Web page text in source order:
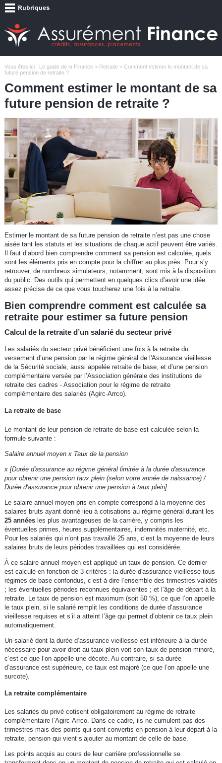
Vous êtes ici : Le guide de la Finance> Retraite> Comment estimer le montant de sa
future pension de retraite ?
Comment estimer le montant de sa
future pension de retraite ?
Estimer le montant de sa future pension de retraite n’est pas une chose
aisée tant les statuts et les situations de chaque actif peuvent être variés.
Il faut d’abord bien comprendre comment sa pension est calculée, quels
sont les éléments pris en compte pour la chiffrer au plus près. Pour s’y
retrouver, de nombreux simulateurs, notamment, sont mis à la disposition
du public. Des outils qui permettent en quelques clics d’avoir une idée
assez précise de ce que vous toucherez une fois à la retraite.
Bien comprendre comment est calculée sa
retraite pour estimer sa future pension
Calcul de la retraite d’un salarié du secteur privé
Les salariés du secteur privé bénéficient une fois à la retraite du
versement d’une pension par le régime général de l'Assurance vieillesse
de la Sécurité sociale, aussi appelée retraite de base, et d’une pension
complémentaire versée par l’Association générale des institutions de
retraite des cadres - Association pour le régime de retraite
complémentaire des salariés (Agirc-Arrco).
La retraite de base
Le montant de leur pension de retraite de base est calculée selon la
formule suivante :
Salaire annuel moyen x Taux de la pension
x [Durée d'assurance au régime général limitée à la durée d'assurance
pour obtenir une pension taux plein (selon votre année de naissance) /
Durée d'assurance pour obtenir une pension à taux plein]
Le salaire annuel moyen pris en compte correspond à la moyenne des
salaires bruts ayant donné lieu à cotisations au régime général durant les
25 annéesles plus avantageuses de la carrière, y compris les
éventuelles primes, heures supplémentaires, indemnités maternité, etc.
Pour les salariés qui n’ont pas travaillé 25 ans, c’est la moyenne de leurs
salaires bruts de leurs périodes travaillées qui est considérée.
À ce salaire annuel moyen est appliqué un taux de pension. Ce dernier
est calculé en fonction de 3 critères : la durée d'assurance vieillesse tous
régimes de base confondus, c’est-à-dire l’ensemble des trimestres validés
; les éventuelles périodes reconnues équivalentes ; et l’âge de départ à la
retraite. Le taux de pension est maximum (soit 50 %), ce que l’on appelle
le taux plein, si le salarié remplit les conditions de durée d’assurance
vieillesse requises et s’il a atteint l’âge qui permet d’obtenir ce taux plein
automatiquement.
Un salarié dont la durée d’assurance vieillesse est inférieure à la durée
nécessaire pour avoir droit au taux plein voit son taux de pension minoré,
c’est ce que l’on appelle une décote. Au contraire, si sa durée
d’assurance est supérieure, ce taux est majoré (ce que l’on appelle une
surcote).
La retraite complémentaire
Les salariés du privé cotisent obligatoirement au régime de retraite
complémentaire l’Agirc-Arrco. Dans ce cadre, ils ne cumulent pas des
trimestres mais des points qui sont convertis en pension à leur départ à la
retraite, pension qui vient s’ajouter au montant de celle de base.
Les points acquis au cours de leur carrière professionnelle se